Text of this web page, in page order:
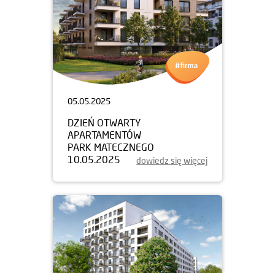
05.05.2025
DZIEŃ OTWARTY
APARTAMENTÓW
PARK MATECZNEGO
10.05.2025
dowiedz się więcej